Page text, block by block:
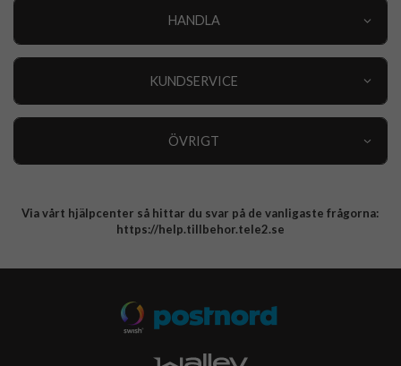
HANDLA
KUNDSERVICE
ÖVRIGT
Integritetspolicy
Via vårt hjälpcenter så hittar du svar på de vanligaste frågorna:
https://help.tillbehor.tele2.se